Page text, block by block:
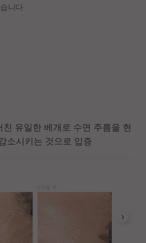
니다
친 유일한 베개로 수면 주름을 현
소시키는 것으로 입증